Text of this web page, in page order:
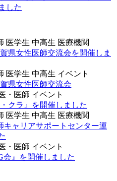
した
医学生 中高生 医療機関
県女性医師交流会を開催しま
医学生 中高生 イベント
賀県女性医師交流会
・医師 イベント
クラ』を開催しました
医学生 中高生 医療機関
キャリアサポートセンター運
・医師 イベント
会』を開催しました